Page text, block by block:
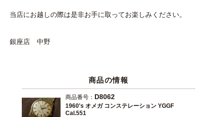
当店にお越しの際は是非お手に取ってお楽しみください。
銀座店 中野
商品の情報
商品番号： D8062
1960's オメガ コンステレーション YGGF
Cal.551